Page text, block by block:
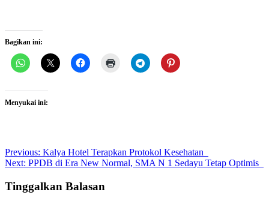
Bagikan ini:
Menyukai ini:
Post
navigation
Previous: Kalya Hotel Terapkan Protokol Kesehatan
Next: PPDB di Era New Normal, SMA N 1 Sedayu Tetap Optimis
Tinggalkan Balasan